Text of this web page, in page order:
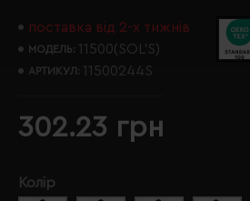
поставка від 2-х тижнів
МОДЕЛЬ: 11500(SOL’S)
АРТИКУЛ: 11500244S
302.23 грн
Колір